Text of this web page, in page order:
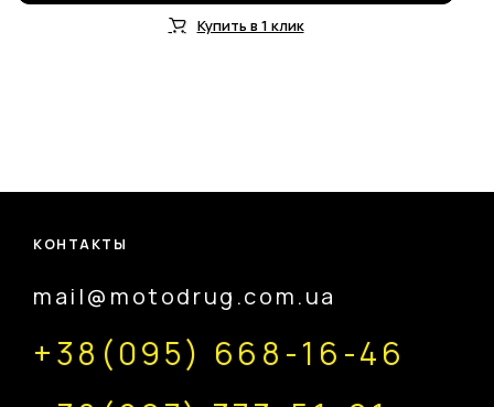
Купить в 1 клик
КОНТАКТЫ
mail@motodrug.com.ua
+38(095) 668-16-46